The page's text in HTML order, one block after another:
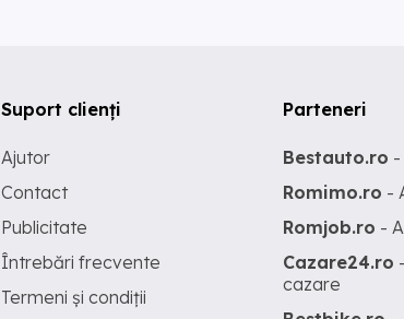
Suport clienți
Ajutor
Contact
Publicitate
Întrebări frecvente
Termeni și condiții
Parteneri
Bestauto.ro -
Romimo.ro -
Romjob.ro -
Cazare24.ro
cazare